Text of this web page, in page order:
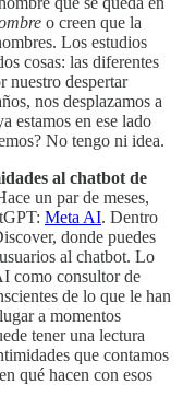
o creen que la
Los estudios
cosas: las diferentes
nuestro despertar
nos desplazamos a
estamos en ese lado
No tengo ni idea.
al chatbot de
un par de meses,
Meta AI. Dentro
donde puedes
al chatbot. Lo
como consultor de
de lo que le han
a momentos
tener una lectura
que contamos
qué hacen con esos